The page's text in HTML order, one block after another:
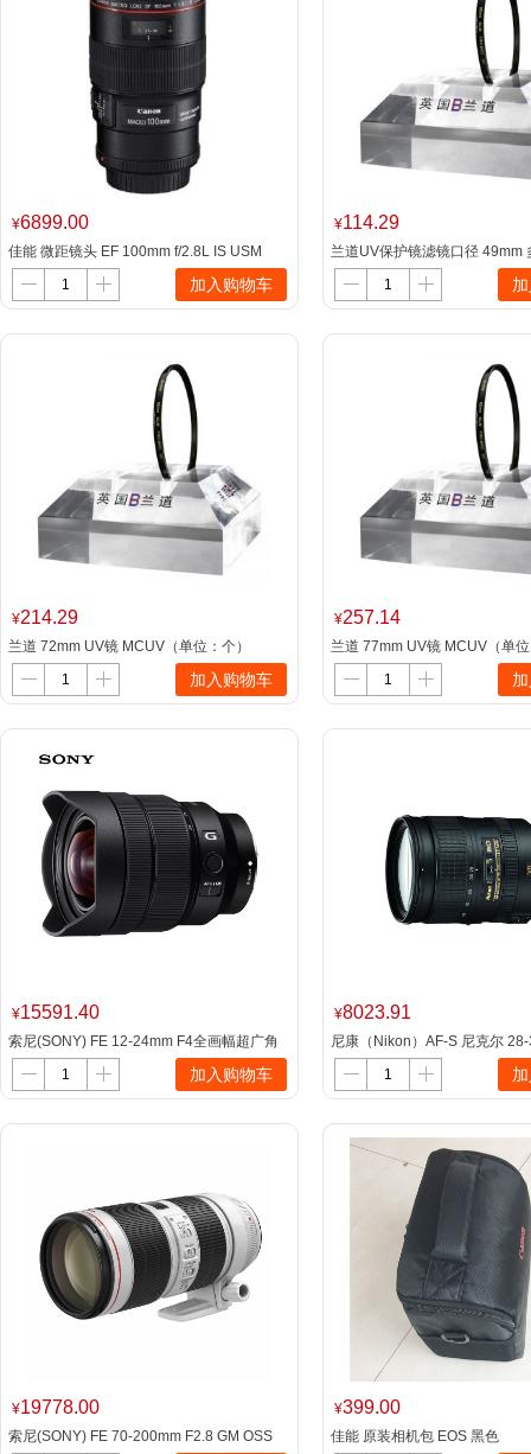
¥6899.00
佳能 微距镜头 EF 100mm f/2.8L IS USM
加入购物车
¥114.29
兰道UV保护镜滤镜口径 49mm
保护镜头
¥214.29
兰道 72mm UV镜 MCUV（单位：个）
加入购物车
¥257.14
兰道 77mm UV镜 MCUV（单
¥15591.40
索尼(SONY) FE 12-24mm F4全画幅超广角
微单相机G镜头 E卡口（SEL1224G）
加入购物车
¥8023.91
尼康（Nikon）AF-S 尼克尔
f/3.5-5.6G ED VR 标准变焦镜头
¥19778.00
索尼(SONY) FE 70-200mm F2.8 GM OSS
¥399.00
佳能 原装相机包 EOS 黑色